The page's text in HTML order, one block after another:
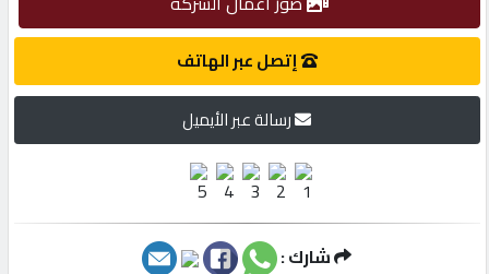
مميزة
إبحث
إتصل عبر الهاتف
رسالة عبر الأيميل
شارك :